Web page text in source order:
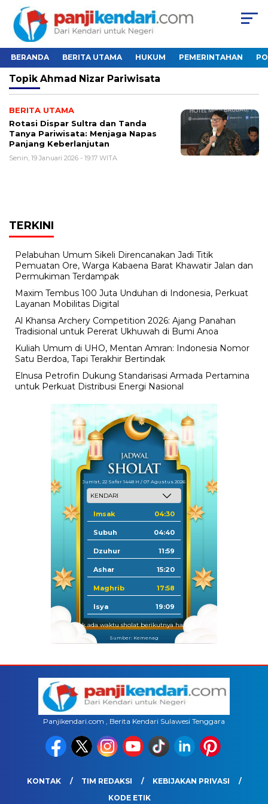
BERANDA BERITA UTAMA HUKUM PEMERINTAHAN
Topik Ahmad Nizar Pariwisata
BERITA UTAMA
Rotasi Dispar Sultra dan Tanda
Tanya Pariwisata: Menjaga Napas
Panjang Keberlanjutan
Senin, 19 Januari 2026 - 19:17 WITA
TERKINI
Pelabuhan Umum Sikeli Direncanakan Jadi Titik
Pemuatan Ore, Warga Kabaena Barat Khawatir Jalan dan
Permukiman Terdampak
Maxim Tembus 100 Juta Unduhan di Indonesia, Perkuat
Layanan Mobilitas Digital
Al Khansa Archery Competition 2026: Ajang Panahan
Tradisional untuk Pererat Ukhuwah di Bumi Anoa
Kuliah Umum di UHO, Mentan Amran: Indonesia Nomor
Satu Berdoa, Tapi Terakhir Bertindak
Elnusa Petrofin Dukung Standarisasi Armada Pertamina
untuk Perkuat Distribusi Energi Nasional
Jum'at, 22 Safar 1448 H / 07 Agustus 2026
Imsak 04:30
Subuh 04:40
Dzuhur 11:59
Ashar 15:20
Maghrib 17:58
Isya 19:09
Tidak ada waktu sholat berikutnya hari ini.
Sumber: Kemenag
Panjikendari.com , Berita Kendari Sulawesi Tenggara
KONTAK TIM REDAKSI
KEBIJAKAN PRIVASI
KODE ETIK